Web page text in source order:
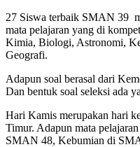
27 Siswa terbaik SMAN 39
mata pelajaran yang di
Kimia, Biologi, Astronomi,
Geografi.
Adapun soal berasal dari
Dan bentuk soal seleksi ada
Hari Kamis merupakan hari
Timur. Adapun mata
SMAN 48, Kebumian di